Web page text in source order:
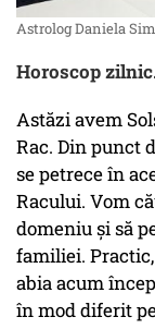
Astrolog Daniela
Horoscop
Astăzi avem
Rac. Din punct
se petrece în
Racului. Vom
domeniu și să
familiei.
abia acum
în mod diferit